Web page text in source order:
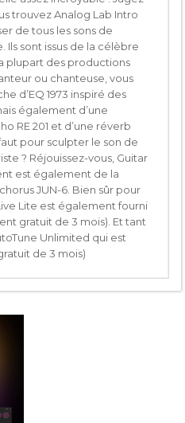
trouvez Analog Lab Intro
de tous les sons de
Ils sont issus de la célèbre
plupart des productions
ou chanteuse, vous
d’EQ 1973 inspiré des
également d’une
RE 201 et d’une réverb
faut pour sculpter le son de
? Réjouissez-vous, Guitar
est également de la
JUN-6. Bien sûr pour
Lite est également fourni
gratuit de 3 mois). Et tant
Unlimited qui est
de 3 mois)